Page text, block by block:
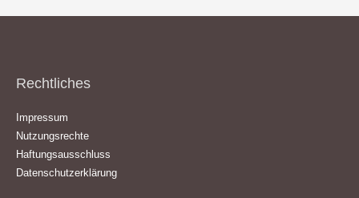
Rechtliches
Impressum
Nutzungsrechte
Haftungsausschluss
Datenschutzerklärung